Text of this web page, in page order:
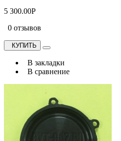
5 300.00Р
0 отзывов
КУПИТЬ
В закладки
В сравнение